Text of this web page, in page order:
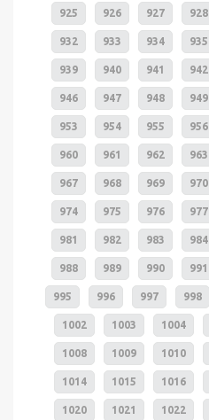
925 926 927 928
932 933 934 935
939 940 941 942
946 947 948 949
953 954 955 956
960 961 962 963
967 968 969 970
974 975 976 977
981 982 983 984
988 989 990 991
995 996 997 998
1002 1003 1004
1008 1009 1010
1014 1015 1016
1020 1021 1022